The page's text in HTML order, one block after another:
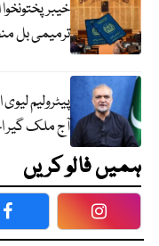
ترمیمی بل
پیٹرولیم
آج ملک گیر احتجاج، 510
ہمیں فالو کریں
Facebook